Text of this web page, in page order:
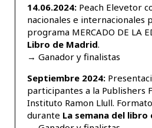
14.06.2024: Peach Elevetor
nacionales e internacionales
programa MERCADO DE LA
Libro de Madrid.
→ Ganador y finalistas
Septiembre 2024:
participantes a la Publishers
Instituto Ramon Llull.
durante La semana del libro